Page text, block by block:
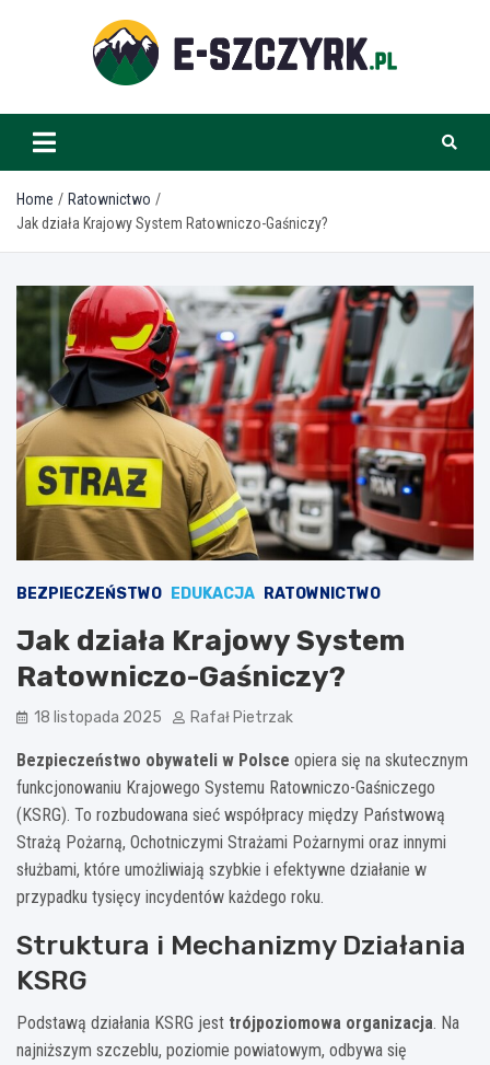
e-szczyrk.pl
Home
Ratownictwo
Jak działa Krajowy System Ratowniczo-Gaśniczy?
BEZPIECZEŃSTWO EDUKACJA RATOWNICTWO
Jak działa Krajowy System
Ratowniczo-Gaśniczy?
18 listopada 2025 Rafał Pietrzak
Bezpieczeństwo obywateli w Polsce opiera się na skutecznym
funkcjonowaniu Krajowego Systemu Ratowniczo-Gaśniczego
(KSRG). To rozbudowana sieć współpracy między Państwową
Strażą Pożarną, Ochotniczymi Strażami Pożarnymi oraz innymi
służbami, które umożliwiają szybkie i efektywne działanie w
przypadku tysięcy incydentów każdego roku.
Struktura i Mechanizmy Działania
KSRG
Podstawą działania KSRG jest trójpoziomowa organizacja. Na
najniższym szczeblu, poziomie powiatowym, odbywa się